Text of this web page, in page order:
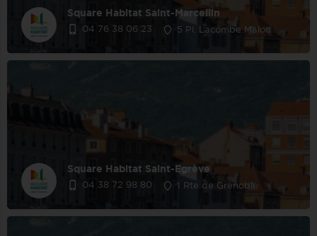
Square Habitat Saint-Marcellin
04 76 38 06 23 5 Pl. Lacombe Maloc
Square Habitat Saint-Egrève
04 38 72 98 80 1 Rte de Grenoble